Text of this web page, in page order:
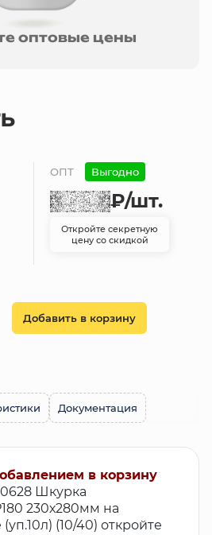
оптовые цены
ОПТ Выгодно
₽/шт.
Откройте секретную
цену со скидкой
Добавить в корзину
Документация
в корзину
Шкурка
230х280мм на
(10/40) откройте